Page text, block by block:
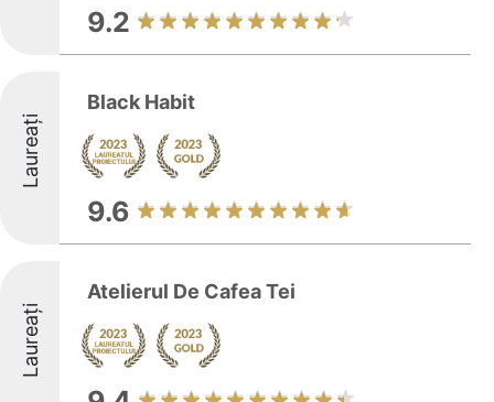
9.2
Laureați
Black Habit
9.6
Laureați
Atelierul De Cafea Tei